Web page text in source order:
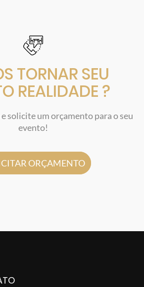
TORNAR SEU
REALIDADE ?
solicite um orçamento para o seu
evento!
ORÇAMENTO